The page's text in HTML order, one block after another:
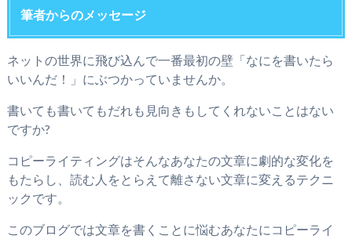
筆者からのメッセージ
ネットの世界に飛び込んで一番最初の壁「なにを書いたら
いいんだ！」にぶつかっていませんか。
書いても書いてもだれも見向きもしてくれないことはない
ですか?
コピーライティングはそんなあなたの文章に劇的な変化を
もたらし、読む人をとらえて離さない文章に変えるテクニ
ックです。
このブログでは文章を書くことに悩むあなたにコピーライ